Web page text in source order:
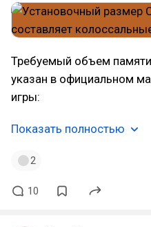
Требуемый объем
указан в официальном
игры:
Показать полностью
2
10